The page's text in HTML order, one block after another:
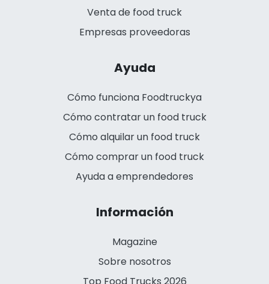
Venta de food truck
Empresas proveedoras
Ayuda
Cómo funciona Foodtruckya
Cómo contratar un food truck
Cómo alquilar un food truck
Cómo comprar un food truck
Ayuda a emprendedores
Información
Magazine
Sobre nosotros
Top Food Trucks 2026